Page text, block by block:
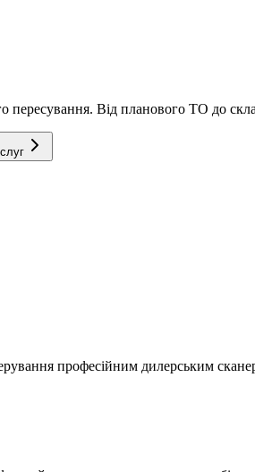
пересування. Від планового ТО до
професійним дилерським